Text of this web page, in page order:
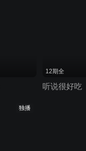
12期全
听说很好吃
独播